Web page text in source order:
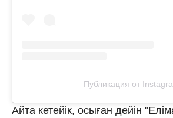
Публикация от
Айта кетейік, осыған дейін